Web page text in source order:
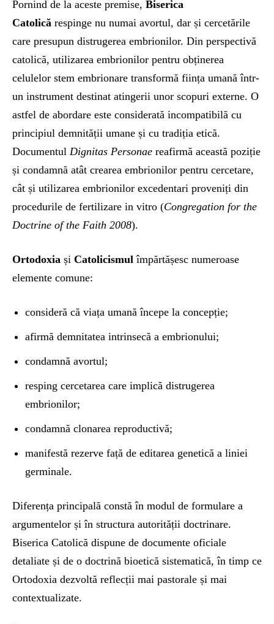
Pornind de la aceste premise, Biserica
Catolică respinge nu numai avortul, dar și cercetările
care presupun distrugerea embrionilor. Din perspectivă
catolică, utilizarea embrionilor pentru obținerea
celulelor stem embrionare transformă ființa umană într-
un instrument destinat atingerii unor scopuri externe. O
astfel de abordare este considerată incompatibilă cu
principiul demnității umane și cu tradiția etică.
Documentul Dignitas Personae reafirmă această poziție
și condamnă atât crearea embrionilor pentru cercetare,
cât și utilizarea embrionilor excedentari proveniți din
procedurile de fertilizare in vitro (Congregation for the
Doctrine of the Faith 2008).
Ortodoxia și Catolicismul împărtășesc numeroase
elemente comune:
consideră că viața umană începe la concepție;
afirmă demnitatea intrinsecă a embrionului;
condamnă avortul;
resping cercetarea care implică distrugerea
embrionilor;
condamnă clonarea reproductivă;
manifestă rezerve față de editarea genetică a liniei
germinale.
Diferența principală constă în modul de formulare a
argumentelor și în structura autorității doctrinare.
Biserica Catolică dispune de documente oficiale
detaliate și de o doctrină bioetică sistematică, în timp ce
Ortodoxia dezvoltă reflecții mai pastorale și mai
contextualizate.